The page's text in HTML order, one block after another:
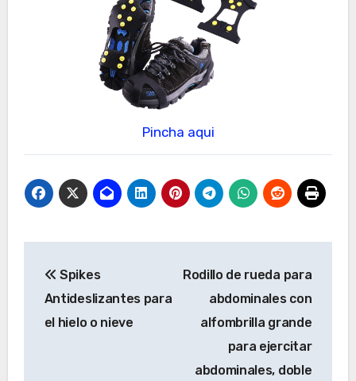
Pincha aqui
de
entradas
Spikes
Antideslizantes para
el hielo o nieve
Rodillo de rueda para
abdominales con
alfombrilla grande
para ejercitar
abdominales, doble